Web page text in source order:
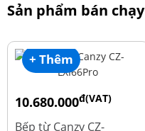
Sản phẩm bán chạy
+ Thêm
10.680.000đ(VAT)
15.980.000
Bếp từ Canzy CZ-